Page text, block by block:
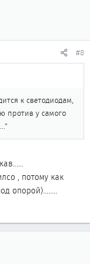
#8
к светодиодам,
против у самого
, потому как
опорой)........